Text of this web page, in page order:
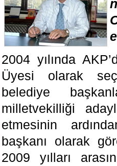
2004 yılında
Üyesi olarak
belediye
milletvekilliği
etmesinin
başkanı olarak
2009 yılları